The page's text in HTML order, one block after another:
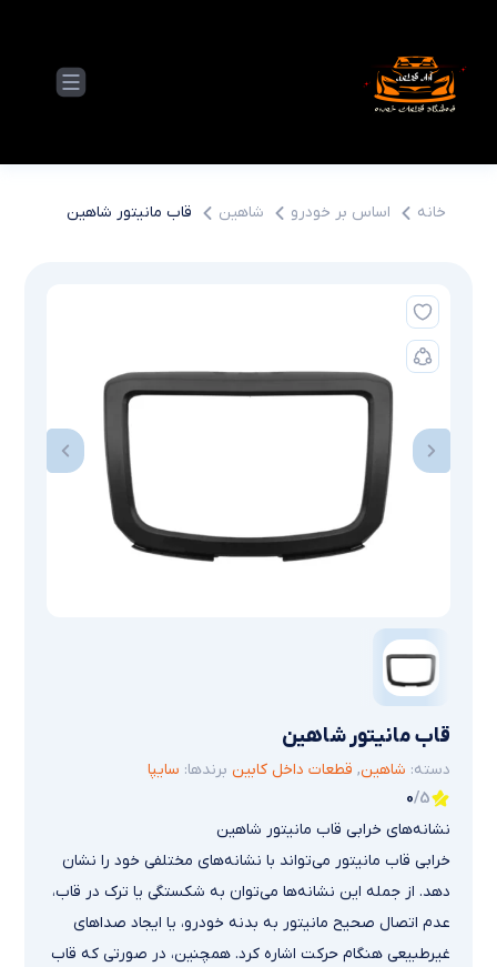
خانه اساس بر خودرو شاهین قاب مانیتور شاهین
قاب مانیتور شاهین
دسته: شاهین, قطعات داخل کابین برندها: سایپا
0/5
نشانه‌های خرابی قاب مانیتور شاهین
خرابی قاب مانیتور می‌تواند با نشانه‌های مختلفی خود را نشان
دهد. از جمله این نشانه‌ها می‌توان به شکستگی یا ترک در قاب،
عدم اتصال صحیح مانیتور به بدنه خودرو، یا ایجاد صداهای
غیرطبیعی هنگام حرکت اشاره کرد. همچنین، در صورتی که قاب